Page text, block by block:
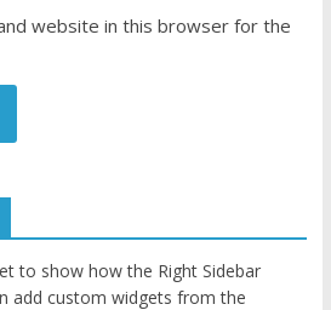
website in this browser for the
to show how the Right Sidebar
add custom widgets from the